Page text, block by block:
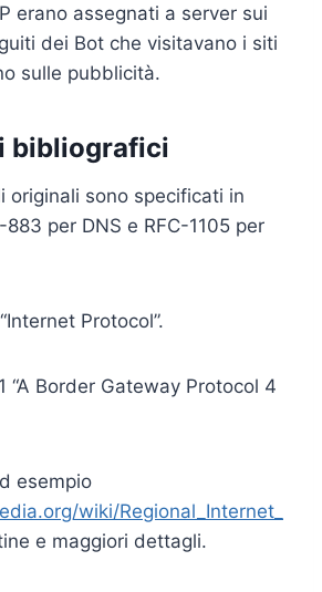
erano assegnati a server sui
dei Bot che visitavano i siti
sulle pubblicità.
bibliografici
originali sono specificati in
883 per DNS e RFC-1105 per
Protocol”.
“A Border Gateway Protocol 4
esempio
wiki/Regional_Internet_
e maggiori dettagli.